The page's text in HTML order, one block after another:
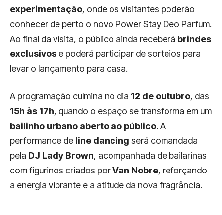
experimentação, onde os visitantes poderão
conhecer de perto o novo Power Stay Deo Parfum.
Ao final da visita, o público ainda receberá brindes
exclusivos e poderá participar de sorteios para
levar o lançamento para casa.
A programação culmina no dia 12 de outubro, das
15h às 17h, quando o espaço se transforma em um
bailinho urbano aberto ao público. A
performance de line dancing será comandada
pela DJ Lady Brown, acompanhada de bailarinas
com figurinos criados porVan Nobre, reforçando
a energia vibrante e a atitude da nova fragrância.